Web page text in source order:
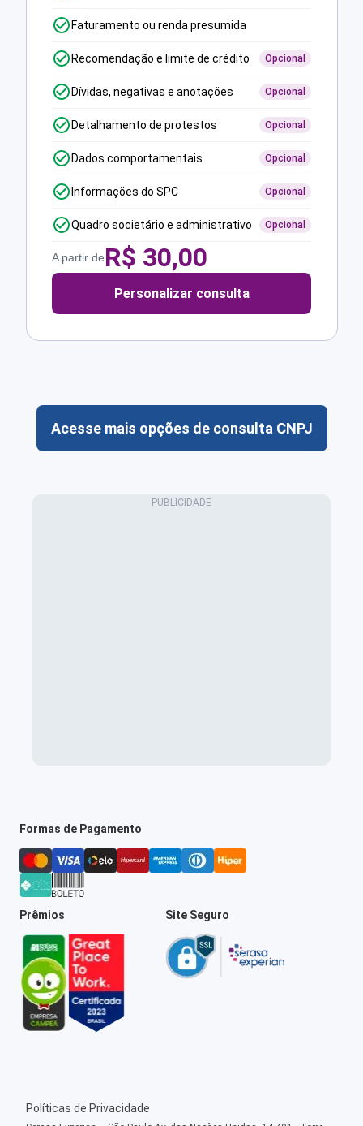
Faturamento ou renda presumida
Recomendação e limite de crédito Opcional
Dívidas, negativas e anotações Opcional
Detalhamento de protestos Opcional
Dados comportamentais Opcional
Informações do SPC Opcional
Quadro societário e administrativo Opcional
A partir deR$ 30,00
Personalizar consulta
Acesse mais opções de consulta CNPJ
Formas de Pagamento
Prêmios Site Seguro
Políticas de Privacidade